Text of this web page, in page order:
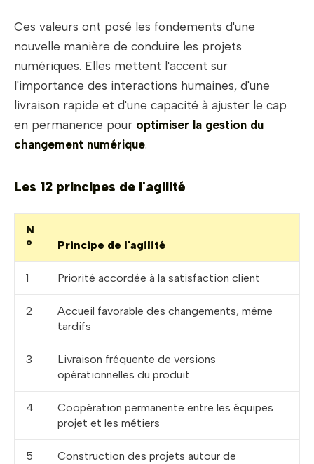
Ces valeurs ont posé les fondements d'une
nouvelle manière de conduire les projets
numériques. Elles mettent l'accent sur
l'importance des interactions humaines, d'une
livraison rapide et d'une capacité à ajuster le cap
en permanence pour optimiser la gestion du
changement numérique.
Les 12 principes de l'agilité
N
°
Principe de l'agilité
1 Priorité accordée à la satisfaction client
2
Accueil favorable des changements, même
tardifs
3
Livraison fréquente de versions
opérationnelles du produit
4
Coopération permanente entre les équipes
projet et les métiers
5
Construction des projets autour de